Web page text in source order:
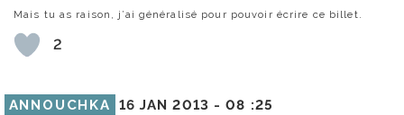
Mais tu as raison, j’ai généralisé pour pouvoir écrire ce billet.
2
ANNOUCHKA 16 JAN 2013 -08 :25